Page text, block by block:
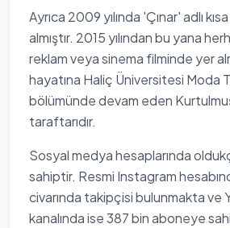
Ayrıca 2009 yılında 'Çınar' adlı
almıştır. 2015 yılından bu yana
reklam veya sinema filminde yer
hayatına Haliç Üniversitesi Moda
bölümünde devam eden
taraftarıdır.
Sosyal medya hesaplarında
sahiptir. Resmi Instagram
civarında takipçisi bulunmakta ve
kanalında ise 387 bin aboneye